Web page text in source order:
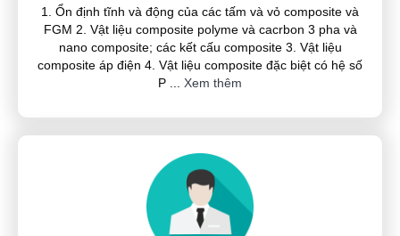
1. Ổn định tĩnh và động của các tấm và vỏ composite và
FGM 2. Vật liệu composite polyme và cacrbon 3 pha và
nano composite; các kết cấu composite 3. Vật liệu
composite áp điện 4. Vật liệu composite đặc biệt có hệ số
P
Xem thêm